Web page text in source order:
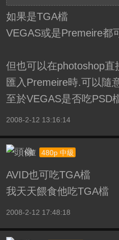
如果是TGA檔
VEGAS或是Premeire都
但也可以在photoshop直
匯入Premeire時.可以隨
至於VEGAS是否吃PSD
2008-2-12 13:16:14
K董 480p 中級
AVID也可吃TGA檔
我天天餵食他吃TGA檔
2008-2-12 17:48:18